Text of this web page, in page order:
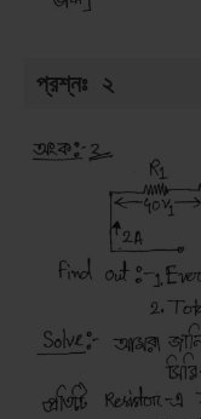
প্রশ্নঃ ২